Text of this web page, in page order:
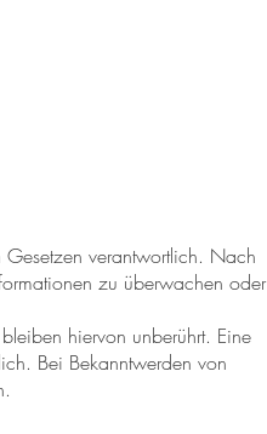
verantwortlich. Nach
zu überwachen oder
hiervon unberührt. Eine
Bei Bekanntwerden von